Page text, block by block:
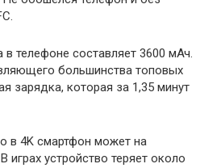
в телефоне составляет 3600 мАч.
большинства топовых
зарядка, которая за 1,35 минут
в 4K смартфон может на
играх устройство теряет около